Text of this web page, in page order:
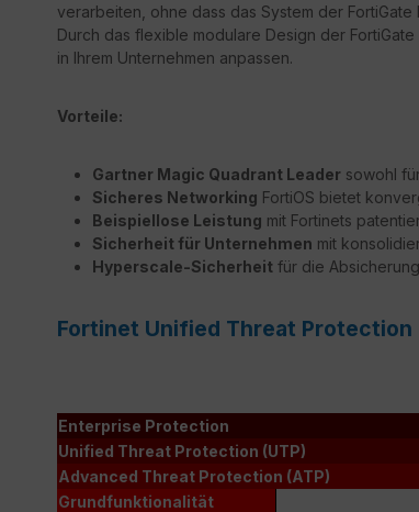
verarbeiten, ohne dass das System der FortiGate
Durch das flexible modulare Design der
in Ihrem Unternehmen anpassen.
Vorteile:
Gartner Magic Quadrant Leader sowohl
Sicheres Networking FortiOS bietet
Beispiellose Leistung mit Fortinets
Sicherheit für Unternehmen mit
Hyperscale-Sicherheit für die
Fortinet Unified Threat Protection
Enterprise Protection
Unified Threat Protection (UTP)
Advanced Threat Protection (ATP)
Grundfunktionalität